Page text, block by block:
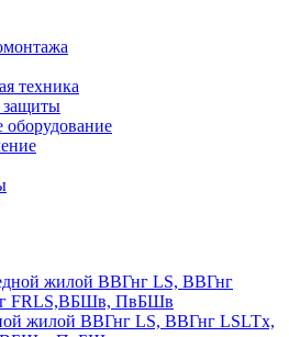
техника
защиты
жилой ВВГнг LS, ВВГнг LSLTx,